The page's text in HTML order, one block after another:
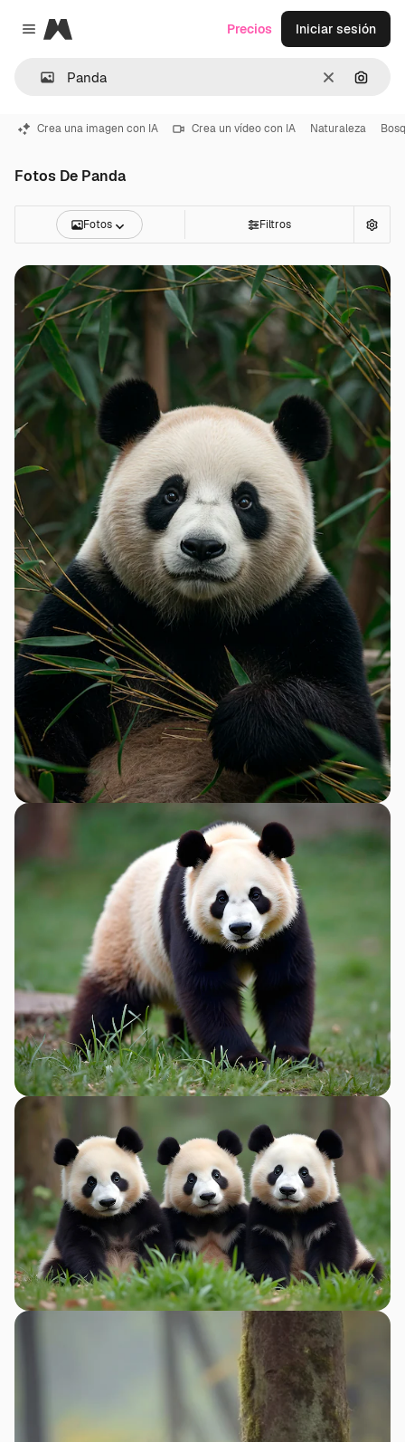
Close menu
Magnific
Borrar
Precios Iniciar sesión
Crea una imagen con IA Crea un vídeo con IA Naturaleza
Fotos De Panda
Fotos Filtros